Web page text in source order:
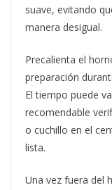
suave, evitando
manera desigual.
Precalienta el
preparación
El tiempo puede
recomendable
o cuchillo en el
lista.
Una vez fuera del